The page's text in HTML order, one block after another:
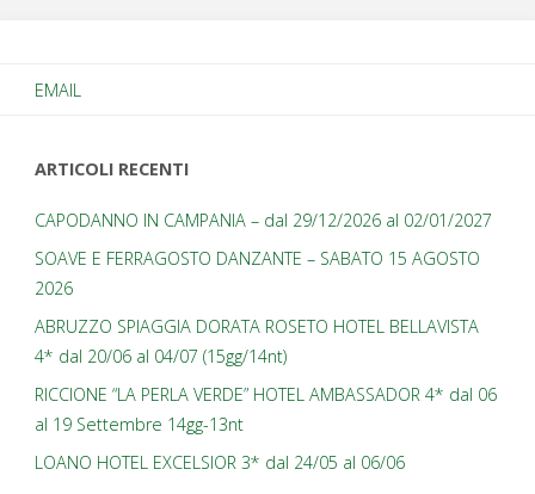
EMAIL
ARTICOLI RECENTI
CAPODANNO IN CAMPANIA – dal 29/12/2026 al 02/01/2027
SOAVE E FERRAGOSTO DANZANTE – SABATO 15 AGOSTO
2026
ABRUZZO SPIAGGIA DORATA ROSETO HOTEL BELLAVISTA
4* dal 20/06 al 04/07 (15gg/14nt)
RICCIONE “LA PERLA VERDE” HOTEL AMBASSADOR 4* dal 06
al 19 Settembre 14gg-13nt
LOANO HOTEL EXCELSIOR 3* dal 24/05 al 06/06